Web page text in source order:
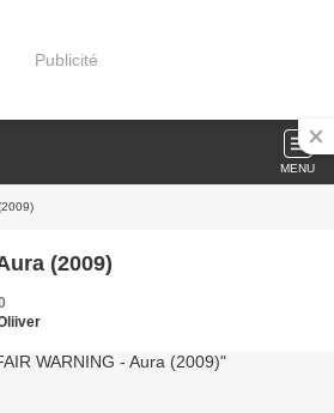
Publicité
MENU
(2009)